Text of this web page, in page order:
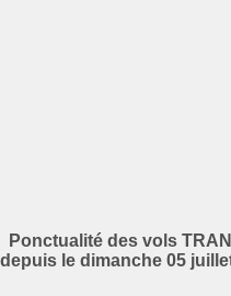
Ponctualité des vols
depuis le dimanche 05